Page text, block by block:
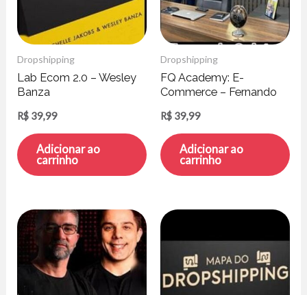
Dropshipping
Lab Ecom 2.0 – Wesley
Banza
R$ 39,99
Adicionar ao
carrinho
Dropshipping
FQ Academy: E-
Commerce – Fernando
R$ 39,99
Adicionar ao
carrinho